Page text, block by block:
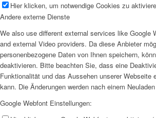
Hier klicken, um notwendige Cookies zu
Andere externe Dienste
We also use different external services like Google
and external Video providers. Da diese Anbieter
personenbezogene Daten von Ihnen speichern,
deaktivieren. Bitte beachten Sie, dass eine
Funktionalität und das Aussehen unserer Webseite
kann. Die Änderungen werden nach einem
Google Webfont Einstellungen: